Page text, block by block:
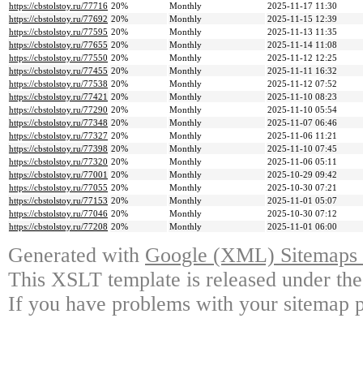
https://cbstolstoy.ru/77716 20% Monthly
2025-11-17 11:30
https://cbstolstoy.ru/77692 20% Monthly
2025-11-15 12:39
https://cbstolstoy.ru/77595 20% Monthly
2025-11-13 11:35
https://cbstolstoy.ru/77655 20% Monthly
2025-11-14 11:08
https://cbstolstoy.ru/77550 20% Monthly
2025-11-12 12:25
https://cbstolstoy.ru/77455 20% Monthly
2025-11-11 16:32
https://cbstolstoy.ru/77538 20% Monthly
2025-11-12 07:52
https://cbstolstoy.ru/77421 20% Monthly
2025-11-10 08:23
https://cbstolstoy.ru/77290 20% Monthly
2025-11-10 05:54
https://cbstolstoy.ru/77348 20% Monthly
2025-11-07 06:46
https://cbstolstoy.ru/77327 20% Monthly
2025-11-06 11:21
https://cbstolstoy.ru/77398 20% Monthly
2025-11-10 07:45
https://cbstolstoy.ru/77320 20% Monthly
2025-11-06 05:11
https://cbstolstoy.ru/77001 20% Monthly
2025-10-29 09:42
https://cbstolstoy.ru/77055 20% Monthly
2025-10-30 07:21
https://cbstolstoy.ru/77153 20% Monthly
2025-11-01 05:07
https://cbstolstoy.ru/77046 20% Monthly
2025-10-30 07:12
https://cbstolstoy.ru/77208 20% Monthly 2025-11-01 06:00
Generated with Google (XML)
This XSLT template is released under
If you have problems with your sitemap